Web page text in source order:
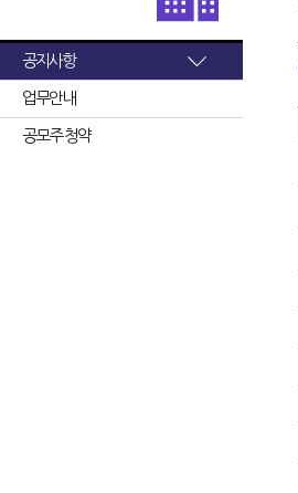
공지사항
업무안내
공모주 청약